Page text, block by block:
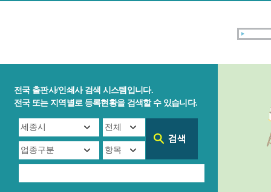
전국 출판사/인쇄사 검색 시스템입니다.
전국 또는 지역별로 등록현황을 검색할 수 있습니다.